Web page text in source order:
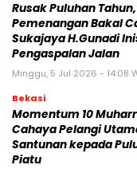
Rusak Puluhan
Pemenangan Bakal
Sukajaya H.Gunadi
Pengaspalan Jalan
Minggu, 5 Jul 2026 - 14:08
Bekasi
Momentum 10
Cahaya Pelangi
Santunan kepada
Piatu